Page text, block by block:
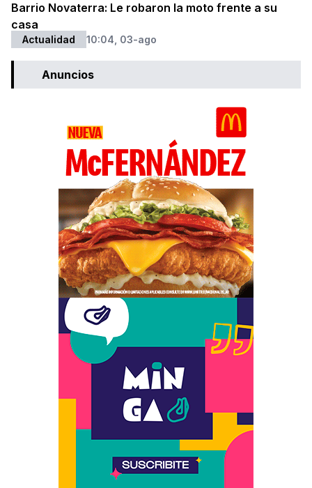
Barrio Novaterra: Le robaron la moto frente a su
casa
Actualidad 10:04, 03-ago
Anuncios